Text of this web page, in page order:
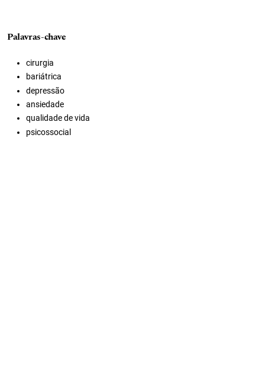
Palavras-chave
cirurgia
bariátrica
depressão
ansiedade
qualidade de vida
psicossocial